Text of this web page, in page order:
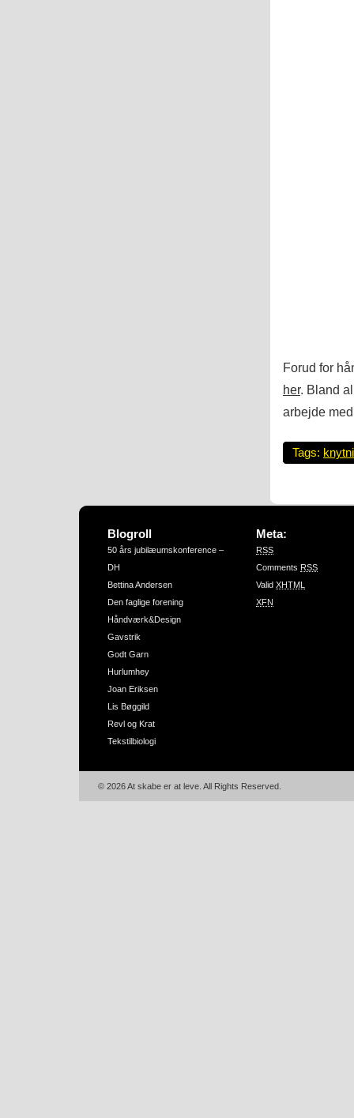
Forud for
her. Bland
arbejde
Tags:
Blogroll
50 års jubilæumskonference –
DH
Bettina Andersen
Den faglige forening
Håndværk&Design
Gavstrik
Godt Garn
Hurlumhey
Joan Eriksen
Lis Bøggild
Revl og Krat
Tekstilbiologi
Meta:
RSS
Comments RSS
Valid XHTML
XFN
© 2026 At skabe er at leve. All Rights Reserved.